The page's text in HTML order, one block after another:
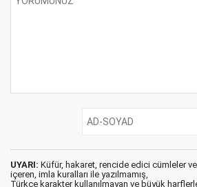
UYARI: Küfür, hakaret, rencide edici cümleler
içeren, imla kuralları ile yazılmamış,
Türkçe karakter kullanılmayan ve büyük